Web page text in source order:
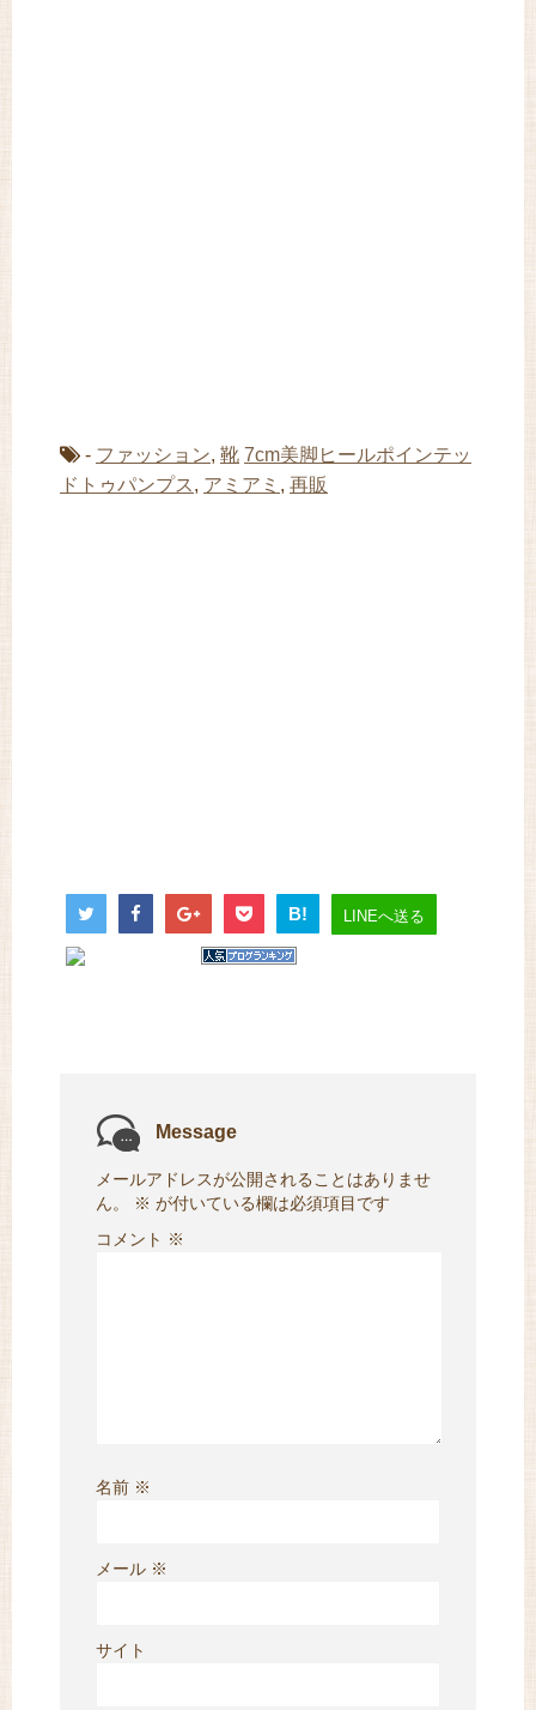
- ファッション, 靴 7cm美脚ヒールポインテッ
ドトゥパンプス , アミアミ , 再販
B! LINEへ送る
Message
メールアドレスが公開されることはありませ
ん。
※ が付いている欄は必須項目です
コメント ※
名前 ※
メール ※
サイト